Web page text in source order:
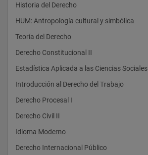
Historia del Derecho
HUM: Antropología cultural y simbólica
Teoría del Derecho
Derecho Constitucional II
Estadística Aplicada a las Ciencias Sociales
Introducción al Derecho del Trabajo
Derecho Procesal I
Derecho Civil II
Idioma Moderno
Derecho Internacional Público